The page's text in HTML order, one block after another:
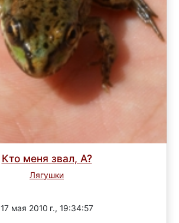
Кто меня звал, А?
Лягушки
17 мая 2010 г., 19:34:57